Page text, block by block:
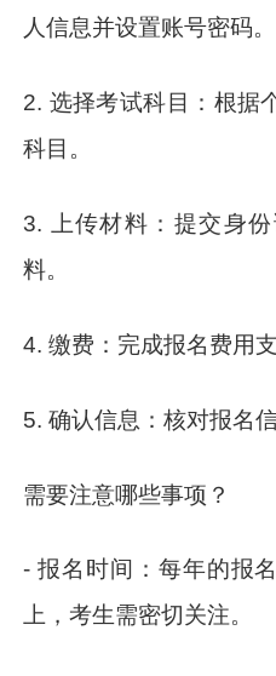
人信息并设置账号密码。
2. 选择考试科目：根据
科目。
3. 上传材料：提交身
料。
4. 缴费：完成报名费用支
5. 确认信息：核对报名
需要注意哪些事项？
- 报名时间：每年的报
上，考生需密切关注。